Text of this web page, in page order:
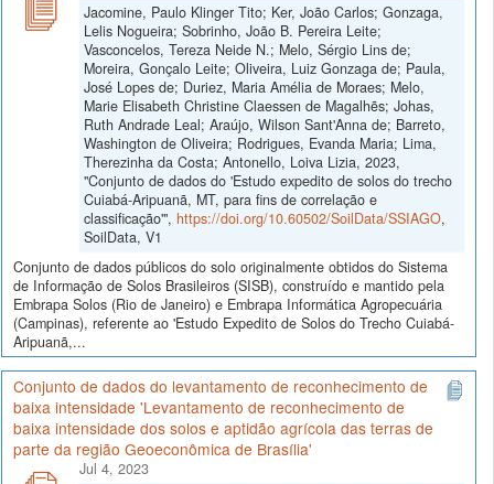
Jacomine, Paulo Klinger Tito; Ker, João Carlos; Gonzaga,
Lelis Nogueira; Sobrinho, João B. Pereira Leite;
Vasconcelos, Tereza Neide N.; Melo, Sérgio Lins de;
Moreira, Gonçalo Leite; Oliveira, Luiz Gonzaga de; Paula,
José Lopes de; Duriez, Maria Amélia de Moraes; Melo,
Marie Elisabeth Christine Claessen de Magalhẽs; Johas,
Ruth Andrade Leal; Araújo, Wilson Sant'Anna de; Barreto,
Washington de Oliveira; Rodrigues, Evanda Maria; Lima,
Therezinha da Costa; Antonello, Loiva Lizia, 2023,
"Conjunto de dados do 'Estudo expedito de solos do trecho
Cuiabá-Aripuanã, MT, para fins de correlação e
classificação'", https://doi.org/10.60502/SoilData/SSIAGO,
SoilData, V1
Conjunto de dados públicos do solo originalmente obtidos do Sistema
de Informação de Solos Brasileiros (SISB), construído e mantido pela
Embrapa Solos (Rio de Janeiro) e Embrapa Informática Agropecuária
(Campinas), referente ao 'Estudo Expedito de Solos do Trecho Cuiabá-
Aripuanã,...
Conjunto de dados do levantamento de reconhecimento de
baixa intensidade 'Levantamento de reconhecimento de
baixa intensidade dos solos e aptidão agrícola das terras de
parte da região Geoeconômica de Brasília'
Jul 4, 2023